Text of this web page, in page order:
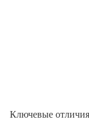
Ключевые